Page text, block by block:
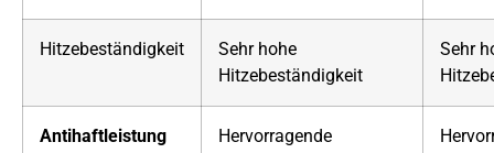
Hitzebeständigkeit
Sehr hohe
Hitzebeständigkeit
Sehr
Antihaftleistung
Hervorragende